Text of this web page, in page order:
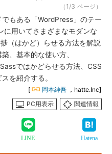
（1/3 ページ）
もある「WordPress」のテー
用いてさまざまなモダンな
（はかど）らせる方法を解説
、基本的な使い方、
ではかどらせる方法、CSS
を紹介する。
[ 岡本紳吾 ，hatte.Inc]
PC用表示
関連情報
LINE Hatena